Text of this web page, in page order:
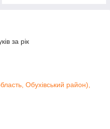
за рік
Обухівський район),